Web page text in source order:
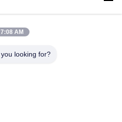
Au Sujet De Nous
Contrôle De Qualité
7:08 AM
looking for?